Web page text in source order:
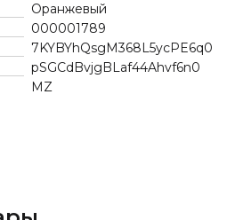
Оранжевый
000001789
7KYBYhQsgM368L5ycPE6q0
pSGCdBvjgBLaf44Ahvf6n0
MZ